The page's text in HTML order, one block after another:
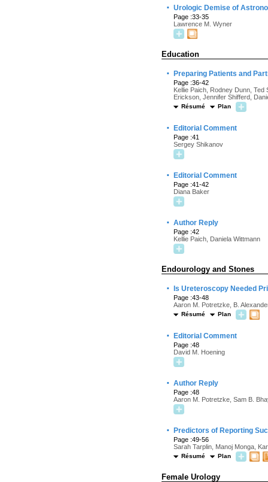
· Urologic Demise of
Page :33-35
Lawrence M. Wyner
Education
· Preparing Patients and
Page :36-42
Kellie Paich, Rodney Dunn,
Erickson, Jennifer Shifferd,
Résumé Plan
· Editorial Comment
Page :41
Sergey Shikanov
· Editorial Comment
Page :41-42
Diana Baker
· Author Reply
Page :42
Kellie Paich, Daniela Wittmann
Endourology and Stones
· Is Ureteroscopy Needed
Page :43-48
Aaron M. Potretzke, B.
Résumé Plan
· Editorial Comment
Page :48
David M. Hoening
· Author Reply
Page :48
Aaron M. Potretzke, Sam B.
· Predictors of Reporting
Page :49-56
Sarah Tarplin, Manoj Monga,
Résumé Plan
Female Urology